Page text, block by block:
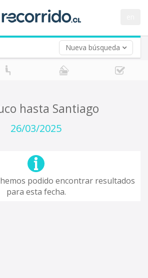
Nueva búsqueda
(opcional)
hasta Santiago
26/03/2025
podido encontrar resultados
para esta fecha.